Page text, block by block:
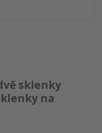
sklenky
na